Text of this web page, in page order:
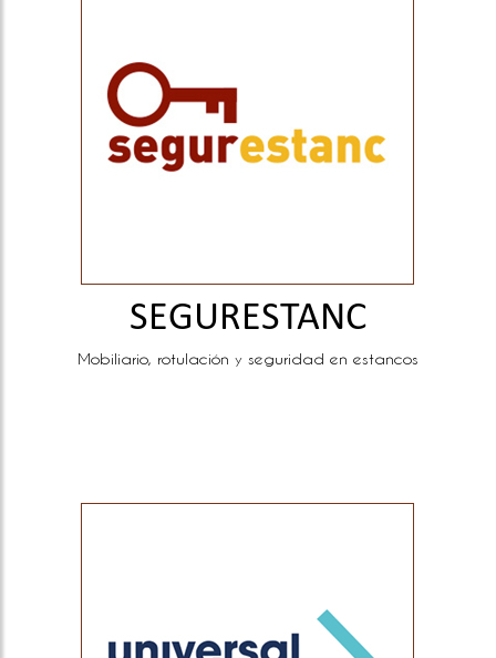
SEGURESTANC
Mobiliario, rotulación y seguridad en estancos